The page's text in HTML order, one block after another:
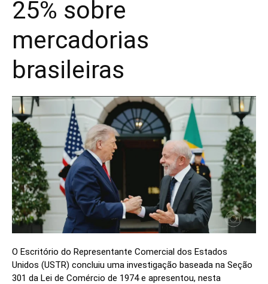
25% sobre
mercadorias
brasileiras
O Escritório do Representante Comercial dos Estados
Unidos (USTR) concluiu uma investigação baseada na Seção
301 da Lei de Comércio de 1974 e apresentou, nesta